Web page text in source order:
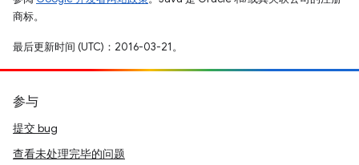
商标。
最后更新时间 (UTC)：2016-03-21。
参与
提交 bug
查看未处理完毕的问题